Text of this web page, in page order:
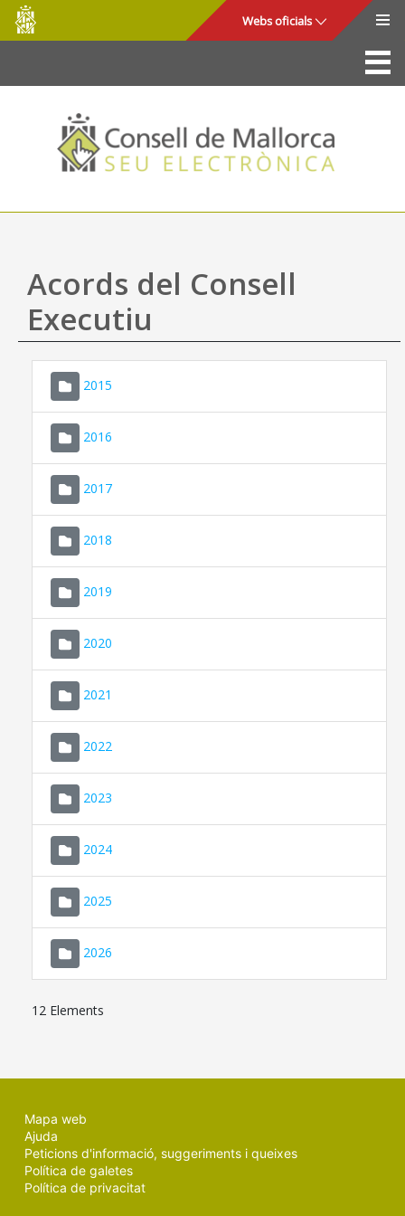
Salta al contingut principal
Consell
de
Mallorca
Webs oficials
La Seu
Consell de Mallorca
Accés i seguretat
Utilitats
Ajuda
Acords del Consell
Executiu
2015
2016
2017
2018
2019
2020
2021
2022
2023
2024
2025
2026
12 Elements
Mapa web
Ajuda
Peticions d'informació, suggeriments i queixes
Política de galetes
Política de privacitat